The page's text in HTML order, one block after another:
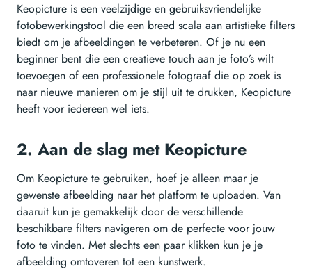
Keopicture is een veelzijdige en gebruiksvriendelijke
fotobewerkingstool die een breed scala aan artistieke filters
biedt om je afbeeldingen te verbeteren. Of je nu een
beginner bent die een creatieve touch aan je foto’s wilt
toevoegen of een professionele fotograaf die op zoek is
naar nieuwe manieren om je stijl uit te drukken, Keopicture
heeft voor iedereen wel iets.
2. Aan de slag met Keopicture
Om Keopicture te gebruiken, hoef je alleen maar je
gewenste afbeelding naar het platform te uploaden. Van
daaruit kun je gemakkelijk door de verschillende
beschikbare filters navigeren om de perfecte voor jouw
foto te vinden. Met slechts een paar klikken kun je je
afbeelding omtoveren tot een kunstwerk.